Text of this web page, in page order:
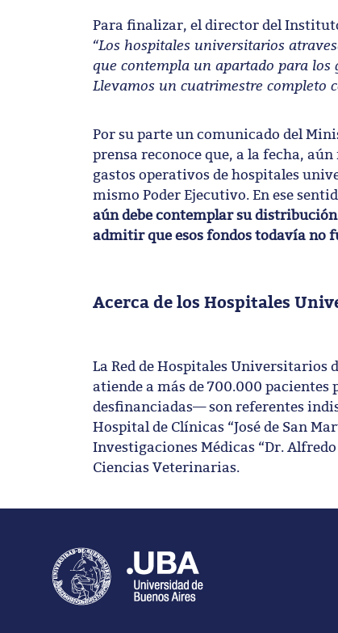
Para finalizar, el director del
“Los hospitales universitarios
que contempla un apartado para los
Llevamos un cuatrimestre completo
Por su parte un comunicado del
prensa reconoce que, a la fecha,
gastos operativos de hospitales
mismo Poder Ejecutivo. En ese
aún debe contemplar su
admitir que esos fondos todavía no
Acerca de los Hospitales
La Red de Hospitales Universitarios
atiende a más de 700.000
desfinanciadas— son referentes
Hospital de Clínicas “José de San
Investigaciones Médicas “Dr.
Ciencias Veterinarias.